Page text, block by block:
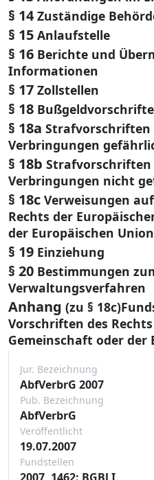
§ 14 Zuständige
§ 15 Anlaufstelle
§ 16 Berichte und
Informationen
§ 17 Zollstellen
§ 18
§ 18a Strafvorschriften
Verbringungen
§ 18b Strafvorschriften
Verbringungen nicht
§ 18c Verweisungen
Rechts der
der Europäischen Union
§ 19 Einziehung
§ 20 Bestimmungen
Verwaltungsverfahren
Anhang (zu §
Vorschriften des
Gemeinschaft oder der
Jur. Bezeichnung
AbfVerbrG 2007
Pub. Bezeichnung
AbfVerbrG
Veröffentlicht
19.07.2007
Fundstellen